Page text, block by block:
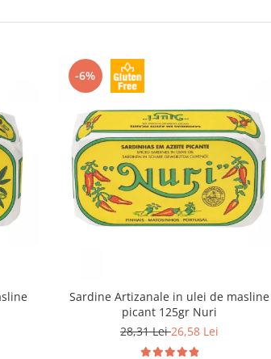
-6%
Sardine Artizanale in ulei de masline
picant 125gr Nuri
28,31 Lei26,58 Lei